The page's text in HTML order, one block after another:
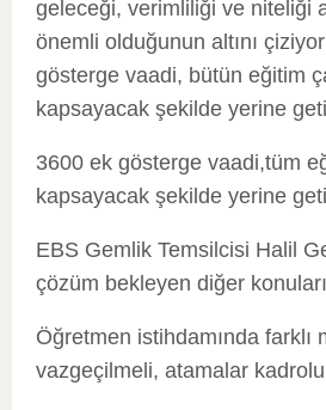
geleceği, verimliliği ve niteliği
önemli olduğunun altını
gösterge vaadi, bütün eğitim
kapsayacak şekilde yerine
3600 ek gösterge vaadi,tüm
kapsayacak şekilde yerine
EBS Gemlik Temsilcisi Halil
çözüm bekleyen diğer
Öğretmen istihdamında farklı
vazgeçilmeli, atamalar kadrolu